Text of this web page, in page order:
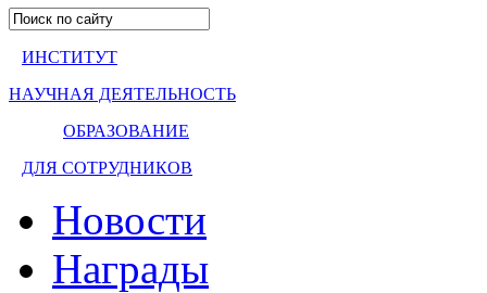
ИНСТИТУТ
НАУЧНАЯ ДЕЯТЕЛЬНОСТЬ
ОБРАЗОВАНИЕ
ДЛЯ СОТРУДНИКОВ
Новости
Награды